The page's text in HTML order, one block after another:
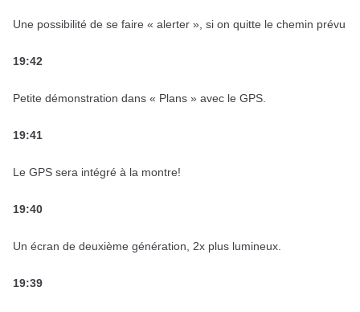
Une possibilité de se faire « alerter », si on quitte le chemin prévu
19:42
Petite démonstration dans « Plans » avec le GPS.
19:41
Le GPS sera intégré à la montre!
19:40
Un écran de deuxième génération, 2x plus lumineux.
19:39